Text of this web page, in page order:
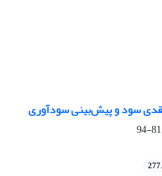
سود و پیش‌بینی سودآوری
81-94